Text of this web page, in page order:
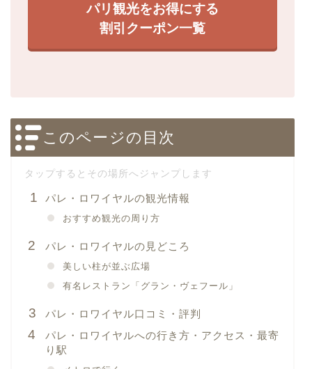
パリ観光をお得にする
割引クーポン一覧
このページの目次
パレ・ロワイヤルの観光情報
おすすめ観光の周り方
パレ・ロワイヤルの見どころ
美しい柱が並ぶ広場
有名レストラン「グラン・ヴェフール」
パレ・ロワイヤル口コミ・評判
パレ・ロワイヤルへの行き方・アクセス・最寄
り駅